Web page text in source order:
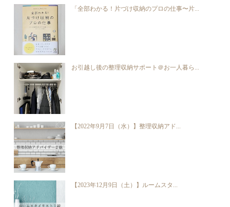
「全部わかる！片づけ収納のプロの仕事〜片...
お引越し後の整理収納サポート＠お一人暮ら...
【2022年9月7日（水）】整理収納アド...
【2023年12月9日（土）】ルームスタ...